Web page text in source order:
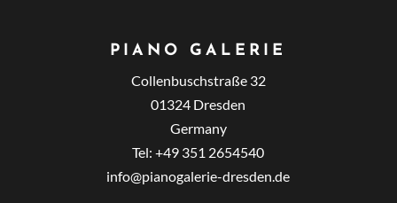
PIANO GALERIE
Collenbuschstraße 32
01324 Dresden
Germany
Tel: +49 351 2654540
info@pianogalerie-dresden.de